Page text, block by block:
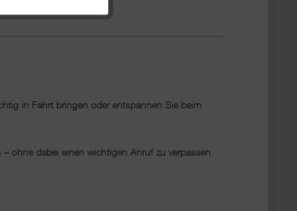
in Fahrt bringen oder entspannen Sie beim
ohne dabei einen wichtigen Anruf zu verpassen.